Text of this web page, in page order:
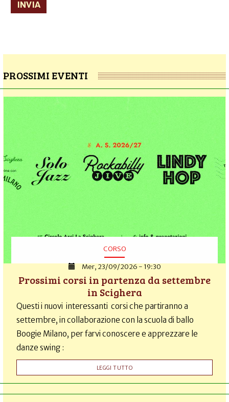
INVIA
PROSSIMI EVENTI
CORSO
Mer, 23/09/2026 - 19:30
Prossimi corsi in partenza da settembre
in Scighera
Questi i nuovi interessanti corsi che partiranno a
settembre, in collaborazione con la scuola di ballo
Boogie Milano, per farvi conoscere e apprezzare le
danze swing :
LEGGI TUTTO